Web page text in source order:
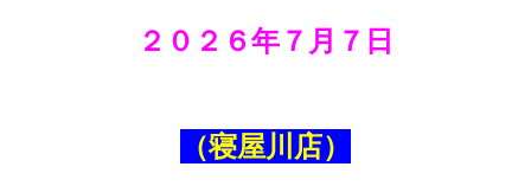
２０２６年７月７ 日
（寝屋川店）